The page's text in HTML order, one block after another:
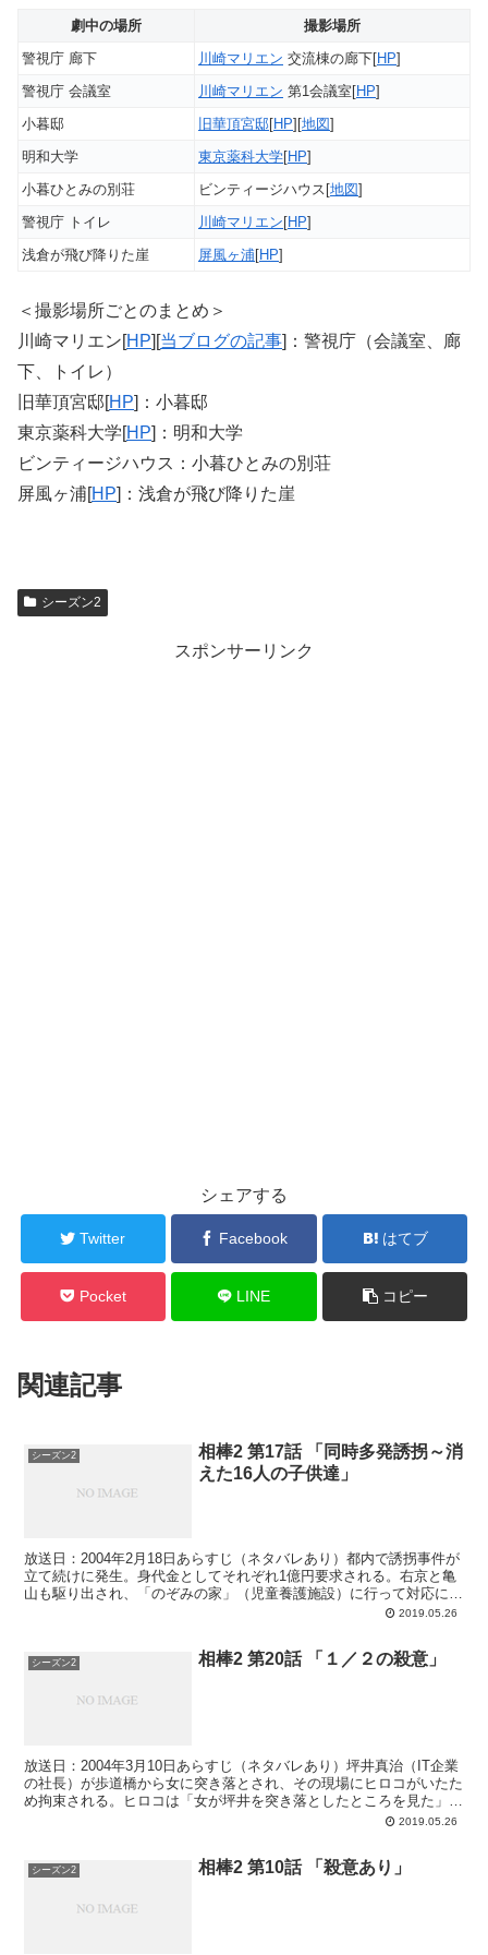
劇中の場所
撮影場所
警視庁 廊下
川崎マリエン 交流棟の廊下[HP]
警視庁 会議室
川崎マリエン 第1会議室[HP]
小暮邸
旧華頂宮邸[HP][地図]
明和大学
東京薬科大学[HP]
小暮ひとみの別荘
ビンティージハウス[地図]
警視庁 トイレ
川崎マリエン[HP]
浅倉が飛び降りた崖
屏風ヶ浦[HP]
＜撮影場所ごとのまとめ＞
川崎マリエン[HP][当ブログの記事]：警視庁（会議室、廊
下、トイレ）
旧華頂宮邸[HP]：小暮邸
東京薬科大学[HP]：明和大学
ビンティージハウス：小暮ひとみの別荘
屏風ヶ浦[HP]：浅倉が飛び降りた崖
シーズン2
スポンサーリンク
シェアする
Twitter Facebook はてブ
Pocket LINE コピー
関連記事
シーズン2
相棒2 第17話 「同時多発誘拐～消
えた16人の子供達」
放送日：2004年2月18日あらすじ（ネタバレあり）都内で誘拐事件が
立て続けに発生。身代金としてそれぞれ1億円要求される。右京と亀
山も駆り出され、「のぞみの家」（児童養護施設）に行って対応に当
2019.05.26
シーズン2 相棒2 第20話 「１／２の殺意」
放送日：2004年3月10日あらすじ（ネタバレあり）坪井真治（IT企業
の社長）が歩道橋から女に突き落とされ、その現場にヒロコがいたた
め拘束される。ヒロコは「女が坪井を突き落としたところを見た」と
2019.05.26
シーズン2 相棒2 第10話 「殺意あり」